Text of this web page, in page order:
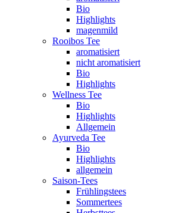
Bio
Highlights
magenmild
Rooibos Tee
aromatisiert
nicht aromatisiert
Bio
Highlights
Wellness Tee
Bio
Highlights
Allgemein
Ayurveda Tee
Bio
Highlights
allgemein
Saison-Tees
Frühlingstees
Sommertees